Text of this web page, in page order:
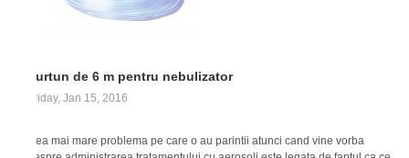
Furtun de 6 m pentru nebulizator
Friday, Jan 15, 2016
Cea mai mare problema pe care o au parintii atunci cand vine vorba